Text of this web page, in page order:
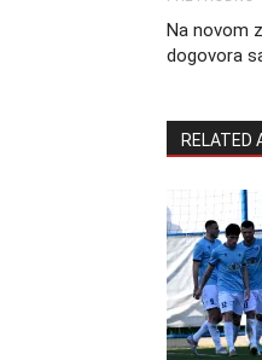
Na novom
dogovora
RELATED